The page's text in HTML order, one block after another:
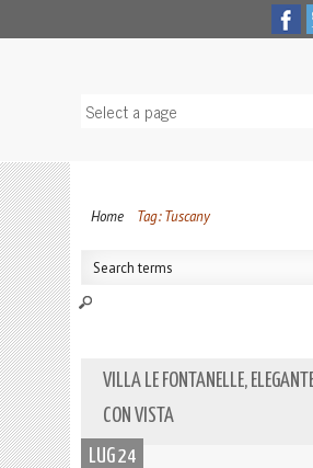
Home Tag: Tuscany
VILLA LE FONTANELLE,
CON VISTA
LUG 24